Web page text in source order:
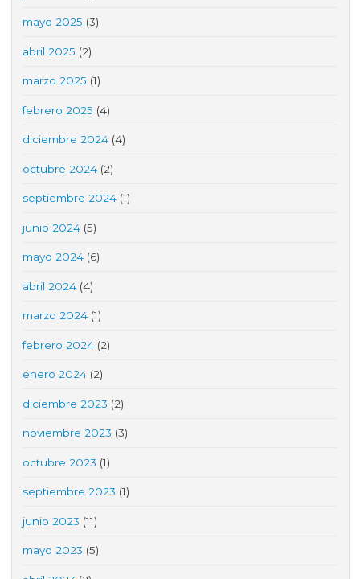
mayo 2025 (3)
abril 2025 (2)
marzo 2025 (1)
febrero 2025 (4)
diciembre 2024 (4)
octubre 2024 (2)
septiembre 2024 (1)
junio 2024 (5)
mayo 2024 (6)
abril 2024 (4)
marzo 2024 (1)
febrero 2024 (2)
enero 2024 (2)
diciembre 2023 (2)
noviembre 2023 (3)
octubre 2023 (1)
septiembre 2023 (1)
junio 2023 (11)
mayo 2023 (5)